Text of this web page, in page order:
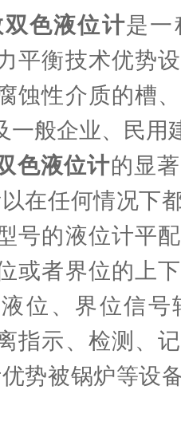
色液位计是一
平衡技术优势
蚀性介质的槽
一般企业、民用
色液位计的显
在任何情况下
号的液位计平
或者界位的上
位、界位信
指示、检测、
势被锅炉等设